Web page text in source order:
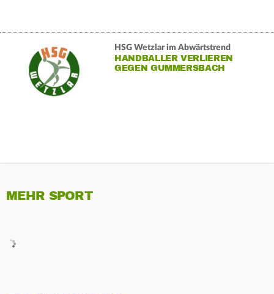
HSG Wetzlar im Abwärtstrend
HANDBALLER VERLIEREN
GEGEN GUMMERSBACH
MEHR SPORT